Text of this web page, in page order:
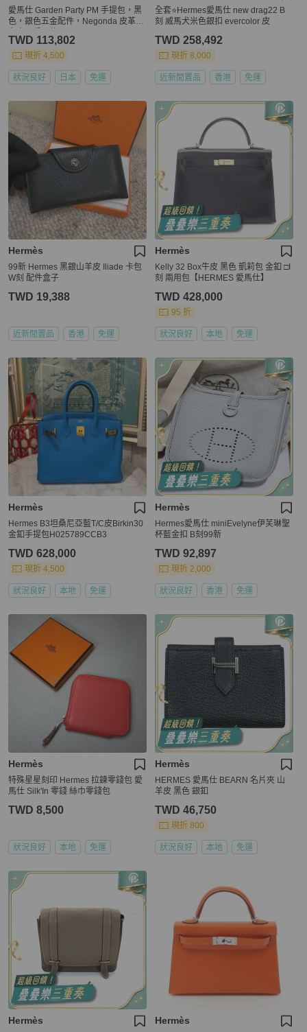
愛馬仕 Garden Party PM 手提包，黑
色，銀色五金配件，Negonda 皮革，
TWD 113,802
現折 4,500
狀況良好 日本 免運
全套⭐Hermes愛馬仕 new drag22 B
刻 威馬犬米色銀扣 evercolor 皮
TWD 258,492
現折 8,000
近新閒置品 香港 免運
Hermès
99新 Hermes 黑銀山羊皮 Iliade 卡包
W刻 配件盒子
TWD 19,388
近新閒置品 香港 免運
Hermès
Kelly 32 Box牛皮 黑色 凱莉包 金釦 □I
刻 兩用包【HERMES 愛馬仕】
TWD 428,000
95 折
狀況良好 本地 免運
Hermès
Hermes B3坦桑尼亞藍T/C皮Birkin30
金釦手提包H025789CCB3
TWD 628,000
現折 4,500
狀況良好 本地 免運
Hermès
Hermes愛馬仕 miniEvelyne伊芙琳聖
杯藍金扣 B刻99新
TWD 92,897
現折 2,000
狀況良好 香港 免運
Hermès
特殊星星刻印 Hermes 拉鍊零錢包 愛
馬仕 Silk'In 零錢 絲巾零錢包
TWD 8,500
狀況良好 本地 免運
Hermès
HERMES 愛馬仕 BEARN 名片夾 山
羊皮 黑色 銀釦
TWD 46,750
現折 800
狀況良好 本地 免運
Hermès Hermès